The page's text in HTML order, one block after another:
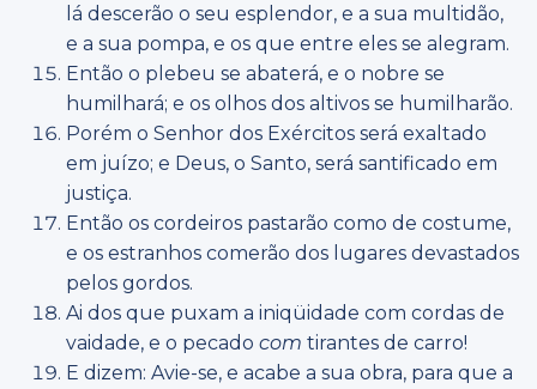
lá descerão o seu esplendor, e a sua multidão,
e a sua pompa, e os que entre eles se alegram.
Então o plebeu se abaterá, e o nobre se
humilhará; e os olhos dos altivos se humilharão.
Porém o Senhor dos Exércitos será exaltado
em juízo; e Deus, o Santo, será santificado em
justiça.
Então os cordeiros pastarão como de costume,
e os estranhos comerão dos lugares devastados
pelos gordos.
Ai dos que puxam a iniqüidade com cordas de
vaidade, e o pecado com tirantes de carro!
E dizem: Avie-se, e acabe a sua obra, para que a